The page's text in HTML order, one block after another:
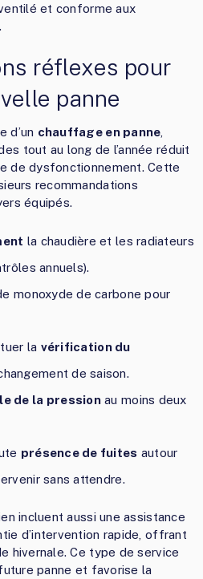
et conforme aux
réflexes pour
panne
d’un chauffage en panne
tout au long de l’année réduit
de dysfonctionnement. Cette
recommandations
équipés.
la chaudière et les radiateurs
annuels).
monoxyde de carbone pour
la vérification du
de saison.
de la pressionau moins deux
présence de fuites autour
sans attendre.
incluent aussi une assistance
d’intervention rapide, offrant
hivernale. Ce type de service
panne et favorise la